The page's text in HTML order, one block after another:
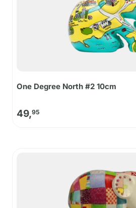
One Degree North #2 10cm
49,95